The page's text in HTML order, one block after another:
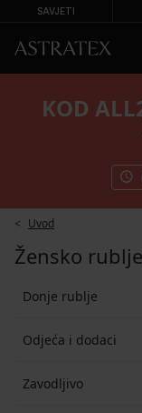
SAVJETI
KOD
Uvod
Žensko
Donje rublje
Odjeća i dodaci
Zavodljivo